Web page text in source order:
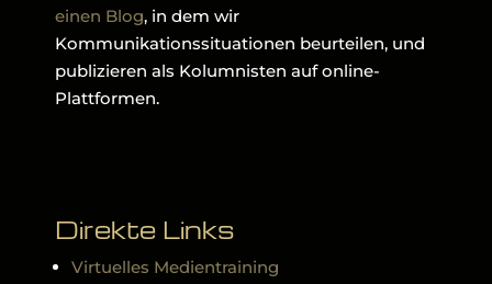
einen Blog, in dem wir
Kommunikationssituationen beurteilen, und
publizieren als Kolumnisten auf online-
Plattformen.
Direkte Links
Virtuelles Medientraining